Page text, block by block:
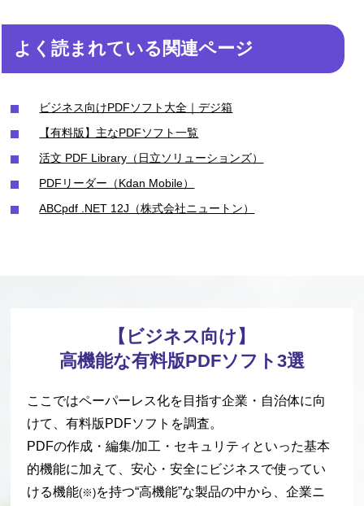
よく読まれている関連ページ
ビジネス向けPDFソフト大全｜デジ箱
【有料版】主なPDFソフト一覧
活文 PDF Library（日立ソリューションズ）
PDFリーダー（Kdan Mobile）
ABCpdf .NET 12J（株式会社ニュートン）
【ビジネス向け】
高機能な有料版PDFソフト3選
ここではペーパーレス化を目指す企業・自治体に向
けて、有料版PDFソフトを調査。
PDFの作成・編集/加工・セキュリティといった基本
的機能に加えて、安心・安全にビジネスで使ってい
ける機能(※)を持つ“高機能”な製品の中から、企業ニ